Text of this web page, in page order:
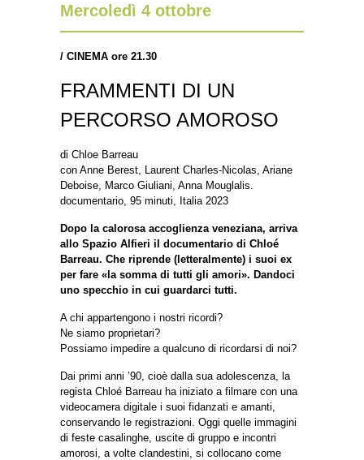
Mercoledì 4 ottobre
/ CINEMA ore 21.30
FRAMMENTI DI UN
PERCORSO AMOROSO
di Chloe Barreau
con Anne Berest, Laurent Charles-Nicolas, Ariane
Deboise, Marco Giuliani, Anna Mouglalis.
documentario, 95 minuti, Italia 2023
Dopo la calorosa accoglienza veneziana, arriva
allo Spazio Alfieri il documentario di Chloé
Barreau. Che riprende (letteralmente) i suoi ex
per fare «la somma di tutti gli amori». Dandoci
uno specchio in cui guardarci tutti.
A chi appartengono i nostri ricordi?
Ne siamo proprietari?
Possiamo impedire a qualcuno di ricordarsi di noi?
Dai primi anni ’90, cioè dalla sua adolescenza, la
regista Chloé Barreau ha iniziato a filmare con una
videocamera digitale i suoi fidanzati e amanti,
conservando le registrazioni. Oggi quelle immagini
di feste casalinghe, uscite di gruppo e incontri
amorosi, a volte clandestini, si collocano come